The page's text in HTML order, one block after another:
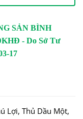
SẢN BÌNH
- Do Sở Tư
17
Lợi, Thủ Dầu Một,